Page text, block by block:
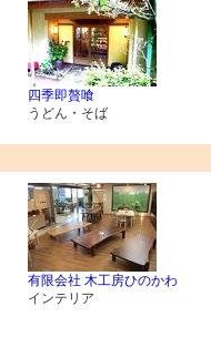
四季即贅喰
うどん・そば
有限会社 木工房ひのかわ
インテリア